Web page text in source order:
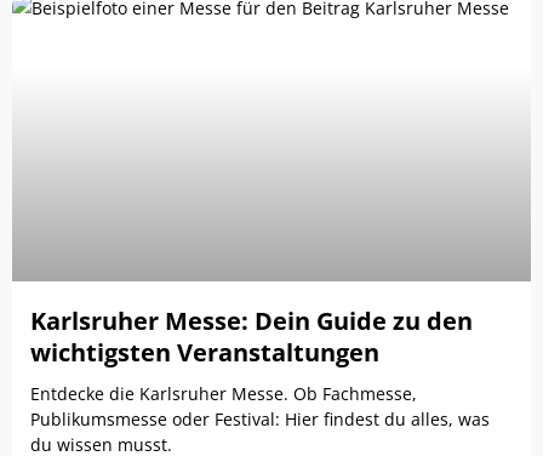
Karlsruher Messe: Dein Guide zu den
wichtigsten Veranstaltungen
Entdecke die Karlsruher Messe. Ob Fachmesse,
Publikumsmesse oder Festival: Hier findest du alles, was
du wissen musst.